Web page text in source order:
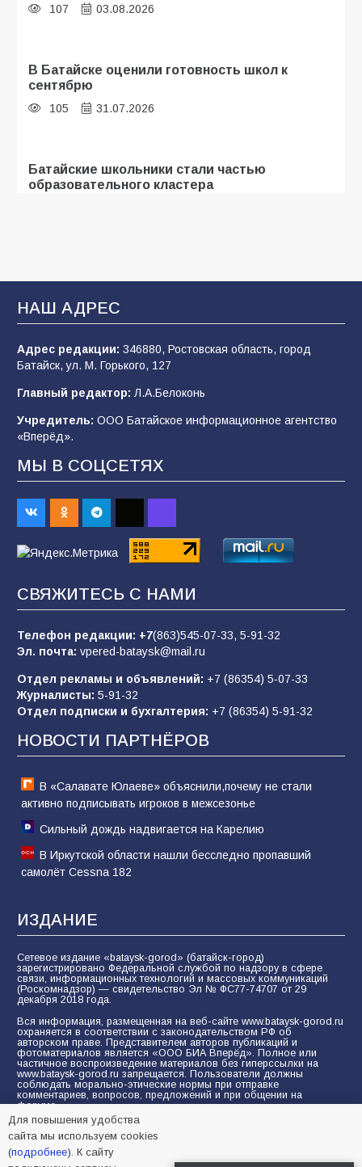
107 03.08.2026
В Батайске оценили готовность школ к
сентябрю
105 31.07.2026
Батайские школьники стали частью
образовательного кластера
деле происходит в армии России в августе
2026 года
97 03.08.2026
В Батайске продолжаются дорожные работы
«Пургу нести — не поля переходить»: почему
заявления о мобилизации — это
пропагандистский вброс
84 01.08.2026
«Слухами Москву не возьмёшь»: почему
заявления Киева о мобилизации — это
80 02.08.2026
В России ответили на заявления Зеленского о
новой мобилизации
74 31.07.2026
НАШ АДРЕС
Адрес редакции: 346880, Ростовская область, город
Батайск, ул. М. Горького, 127
Главный редактор: Л.А.Белоконь
Учредитель: ООО Батайское информационное агентство
«Вперёд».
МЫ В СОЦСЕТЯХ
СВЯЖИТЕСЬ С НАМИ
Телефон редакции: +7(863)545-07-33, 5-91-32
Эл. почта: vpered-bataysk@mail.ru
Отдел рекламы и объявлений: +7 (86354) 5-07-33
Журналисты: 5-91-32
Отдел подписки и бухгалтерия: +7 (86354) 5-91-32
НОВОСТИ ПАРТНЁРОВ
В «Салавате Юлаеве» объяснили,почему не стали
активно подписывать игроков в межсезонье
Сильный дождь надвигается на Карелию
В Иркутской области нашли бесследно пропавший
самолёт Cessna 182
ИЗДАНИЕ
Сетевое издание «bataysk-gorod» (батайск-город)
зарегистрировано Федеральной службой по надзору в сфере
связи, информационных технологий и массовых коммуникаций
(Роскомнадзор) — свидетельство Эл № ФС77-74707 от 29
декабря 2018 года.
Вся информация, размещенная на веб-сайте www.bataysk-gorod.ru
охраняется в соответствии с законодательством РФ об
авторском праве. Представителем авторов публикаций и
фотоматериалов является «ООО БИА Вперёд». Полное или
частичное воспроизведение материалов без гиперссылки на
www.bataysk-gorod.ru запрещается. Пользователи должны
соблюдать морально-этические нормы при отправке
комментариев, вопросов, предложений и при общении на
форуме.
Политика конфиденциальности и защиты информации
Согласие на обработку персональных данных с помощью
сервисов Yandex.Metrika, LiveInternet, top.mail.ru
Для повышения удобства
сайта мы используем cookies
(подробнее). К сайту